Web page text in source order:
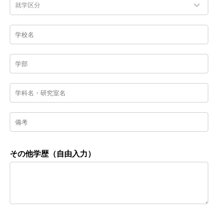
その他学歴（自由入力）